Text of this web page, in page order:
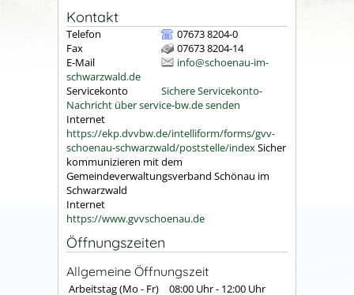
Kontakt
Telefon
07673 8204-0
Fax
07673 8204-14
E-Mail
info@schoenau-im-
schwarzwald.de
Servicekonto
Sichere Servicekonto-
Nachricht über service-bw.de senden
Internet
https://ekp.dvvbw.de/intelliform/forms/gvv-
schoenau-schwarzwald/poststelle/indexSicher
kommunizieren mit dem
Gemeindeverwaltungsverband Schönau im
Schwarzwald
Internet
https://www.gvvschoenau.de
Öffnungszeiten
Allgemeine Öffnungszeit
Arbeitstag (Mo - Fr) 08:00 Uhr- 12:00 Uhr